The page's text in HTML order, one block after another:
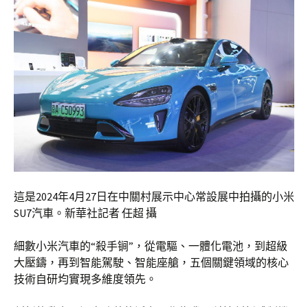
這是2024年4月27日在中關村展示中心常設展中拍攝的小米
SU7汽車。新華社記者 任超 攝
細數小米汽車的“殺手锏”，從電驅、一體化電池，到超級
大壓鑄，再到智能駕駛、智能座艙，五個關鍵領域的核心
技術自研均實現多維度領先。